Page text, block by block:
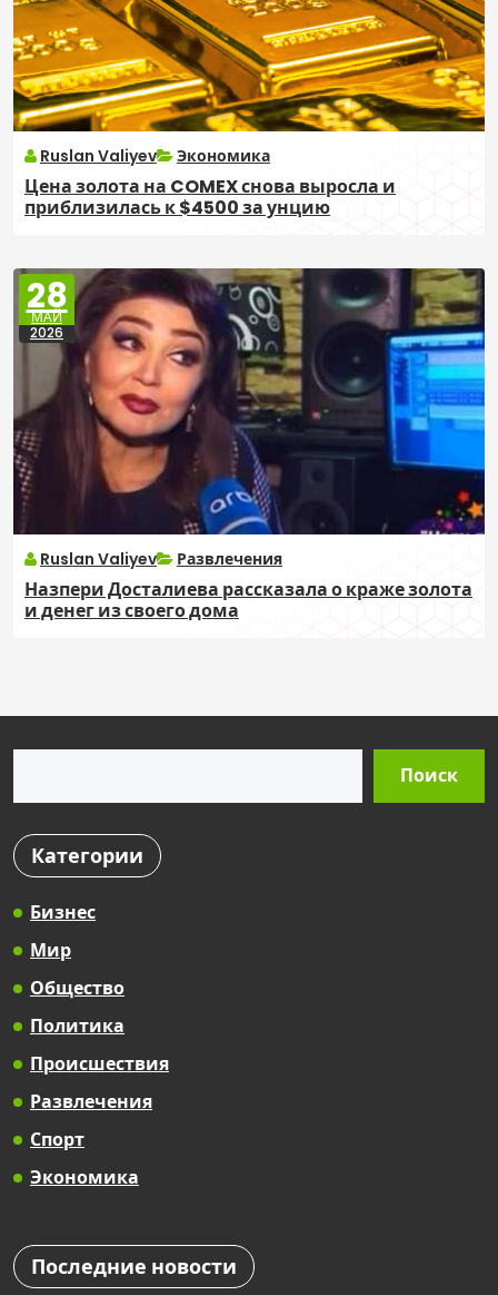
Ruslan Valiyev Экономика
Цена золота на COMEX снова выросла и
приблизилась к $4500 за унцию
28
МАЙ
2026
Ruslan Valiyev Развлечения
Назпери Досталиева рассказала о краже золота
и денег из своего дома
Поиск
Категории
Бизнес
Мир
Общество
Политика
Происшествия
Развлечения
Спорт
Экономика
Последние новости